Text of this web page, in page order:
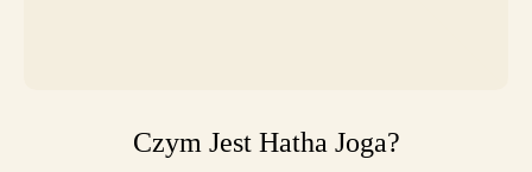
Czym Jest Hatha Joga?